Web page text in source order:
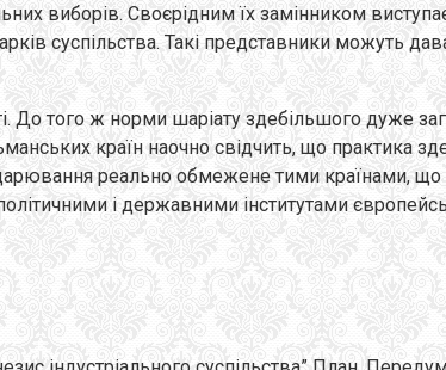
виборів. Своєрідним їх замінником
суспільства. Такі представники можуть
До того ж норми шаріату здебільшого дуже
країн наочно свідчить, що практика
реально обмежене тими країнами, що
політичними і державними інститутами